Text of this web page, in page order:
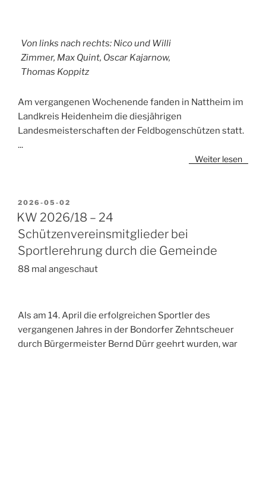
Von links nach rechts: Nico und Willi
Zimmer, Max Quint, Oscar Kajarnow,
Thomas Koppitz
Am vergangenen Wochenende fanden in Nattheim im
Landkreis Heidenheim die diesjährigen
Landesmeisterschaften der Feldbogenschützen statt.
...
Weiter lesen
VERÖFFENTLICHT
AM
2026-05-02
KW 2026/18 – 24
Schützenvereinsmitglieder bei
Sportlerehrung durch die Gemeinde
88 mal angeschaut
Als am 14. April die erfolgreichen Sportler des
vergangenen Jahres in der Bondorfer Zehntscheuer
durch Bürgermeister Bernd Dürr geehrt wurden, war